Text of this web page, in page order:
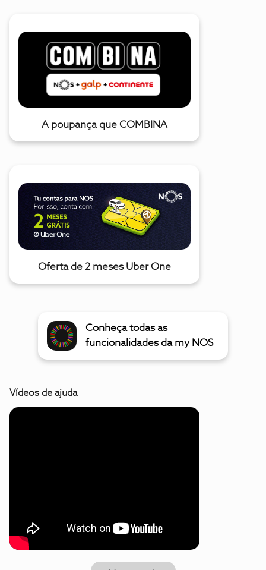
A poupança que COMBINA
Oferta de 2 meses Uber One
Conheça todas as
funcionalidades da my NOS
Vídeos de ajuda